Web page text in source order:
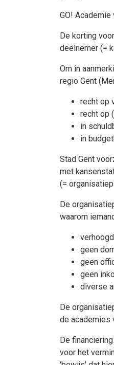
GO!
De korting
deelnemer (=
Om in
regio Gent
recht op
recht op
in
in
Stad Gent
met
(=
De
waarom
geen
geen
geen
diverse
De
de academies
De
voor het